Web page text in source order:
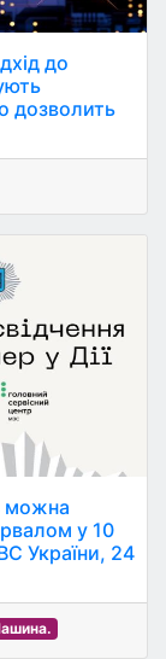
до
дозволить
можна
у 10
України, 24